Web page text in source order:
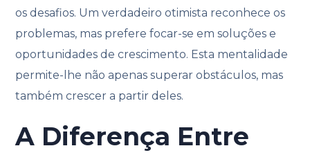
os desafios. Um verdadeiro otimista reconhece os
problemas, mas prefere focar-se em soluções e
oportunidades de crescimento. Esta mentalidade
permite-lhe não apenas superar obstáculos, mas
também crescer a partir deles.
A Diferença Entre